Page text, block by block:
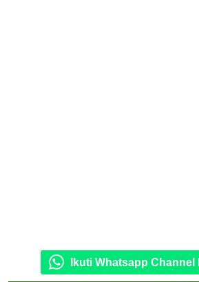
Ikuti Whatsapp Channel